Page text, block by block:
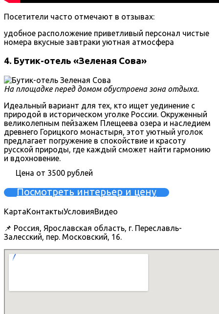
Посетители часто отмечают в отзывах:
удобное расположение приветливый персонал чистые
номера вкусные завтраки уютная атмосфера
4. Бутик-отель «Зеленая Сова»
На площадке перед домом обустроена зона отдыха.
Идеальный вариант для тех, кто ищет уединение с
природой в историческом уголке России. Окруженный
великолепным пейзажем Плещеева озера и наследием
древнего Горицкого монастыря, этот уютный уголок
предлагает погружение в спокойствие и красоту
русской природы, где каждый сможет найти гармонию
и вдохновение.
Цена от 3500 рублей
Посмотреть интерьер и цену
КартаКонтактыУсловияВидео
📌 Россия, Ярославская область, г. Переславль-
Залесский, пер. Московский, 16.